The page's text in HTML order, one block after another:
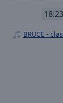
Chapters
Descriptions
18:23
BRUCE -